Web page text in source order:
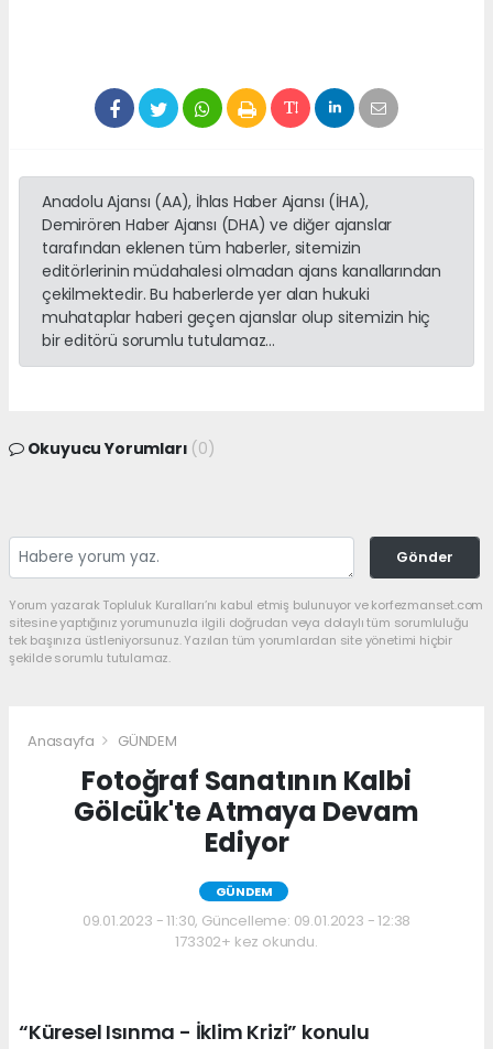
Anadolu Ajansı (AA), İhlas Haber Ajansı (İHA),
Demirören Haber Ajansı (DHA) ve diğer ajanslar
tarafından eklenen tüm haberler, sitemizin
editörlerinin müdahalesi olmadan ajans kanallarından
çekilmektedir. Bu haberlerde yer alan hukuki
muhataplar haberi geçen ajanslar olup sitemizin hiç
bir editörü sorumlu tutulamaz...
Okuyucu Yorumları (0)
Gönder
Yorum yazarak Topluluk Kuralları’nı kabul etmiş bulunuyor ve korfezmanset.com
sitesine yaptığınız yorumunuzla ilgili doğrudan veya dolaylı tüm sorumluluğu
tek başınıza üstleniyorsunuz. Yazılan tüm yorumlardan site yönetimi hiçbir
şekilde sorumlu tutulamaz.
Anasayfa GÜNDEM
Fotoğraf Sanatının Kalbi
Gölcük'te Atmaya Devam
Ediyor
GÜNDEM
09.01.2023 - 11:30, Güncelleme: 09.01.2023 - 12:38
173302+ kez okundu.
“Küresel Isınma - İklim Krizi” konulu